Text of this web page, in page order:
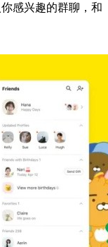
感兴趣的群聊，和